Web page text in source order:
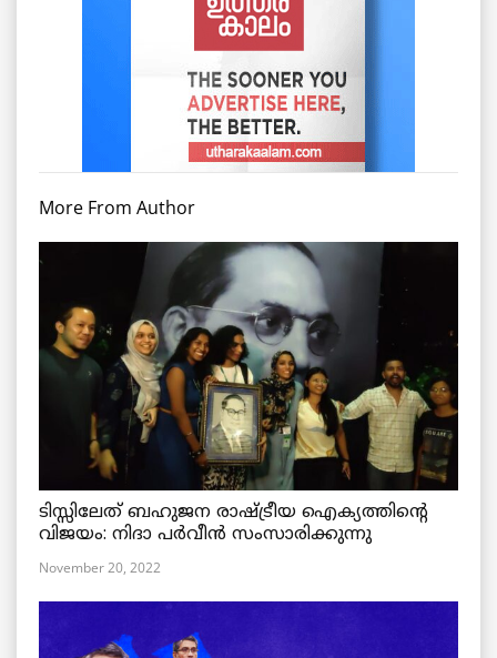
More From Author
ടിസ്സിലേത് ബഹുജന രാഷ്ട്രീയ ഐക്യത്തിന്റെ
വിജയം: നിദാ പർവീൻ സംസാരിക്കുന്നു
November 20, 2022